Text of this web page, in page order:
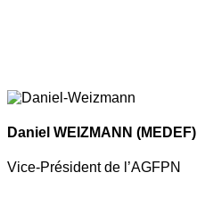
Daniel WEIZMANN (MEDEF)
Vice-Président de l’AGFPN